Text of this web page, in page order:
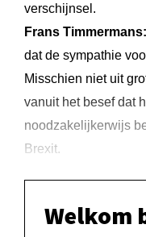
verschijnsel.
Frans Timmermans:
dat de sympathie
Misschien niet uit
vanuit het besef dat
noodzakelijkerwijs
Brexit.
Welkom